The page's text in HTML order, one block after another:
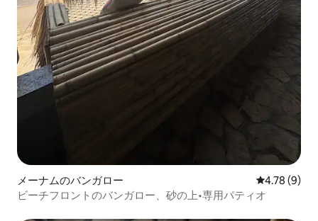
メーナムのバンガロー レビュー9
4.78 (9)
ビーチフロントのバンガロー、砂の上•専用パティオ